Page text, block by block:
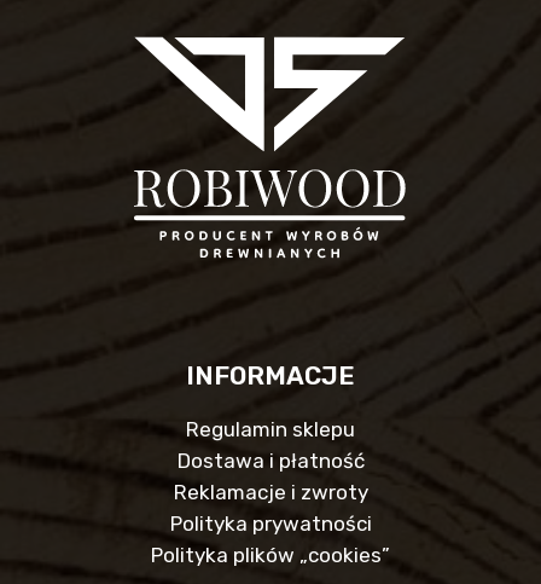
INFORMACJE
Regulamin sklepu
Dostawa i płatność
Reklamacje i zwroty
Polityka prywatności
Polityka plików „cookies”